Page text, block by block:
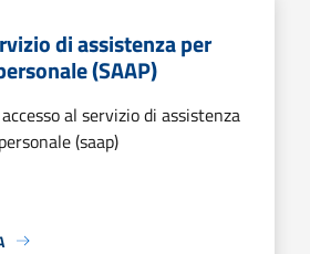
di assistenza per
(SAAP)
al servizio di assistenza
(saap)